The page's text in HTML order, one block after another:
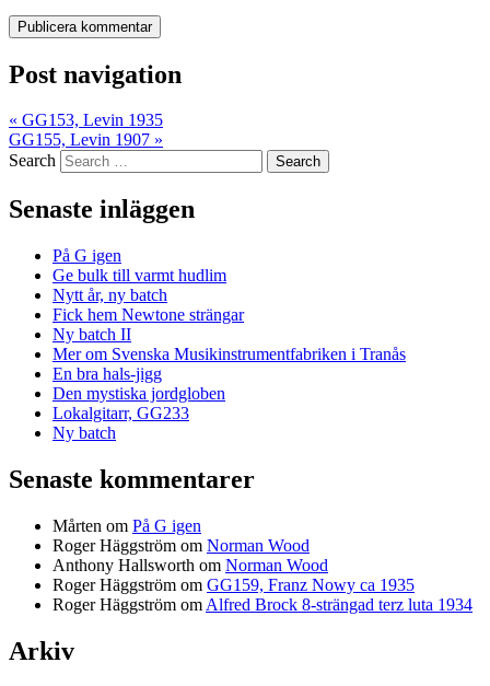
Post navigation
« GG153, Levin 1935
GG155, Levin 1907 »
Search
Senaste inläggen
På G igen
Ge bulk till varmt hudlim
Nytt år, ny batch
Fick hem Newtone strängar
Ny batch II
Mer om Svenska Musikinstrumentfabriken i Tranås
En bra hals-jigg
Den mystiska jordgloben
Lokalgitarr, GG233
Ny batch
Senaste kommentarer
Mårten om På G igen
Roger Häggström om Norman Wood
Anthony Hallsworth om Norman Wood
Roger Häggström om GG159, Franz Nowy ca 1935
Roger Häggström om Alfred Brock 8-strängad terz luta 1934
Arkiv